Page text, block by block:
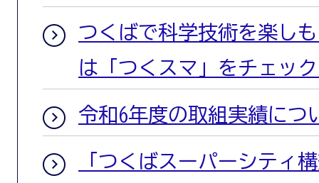
つくばで科学技術を楽し
は「つくスマ」をチェッ
令和6年度の取組実績につ
「つくばスーパーシティ